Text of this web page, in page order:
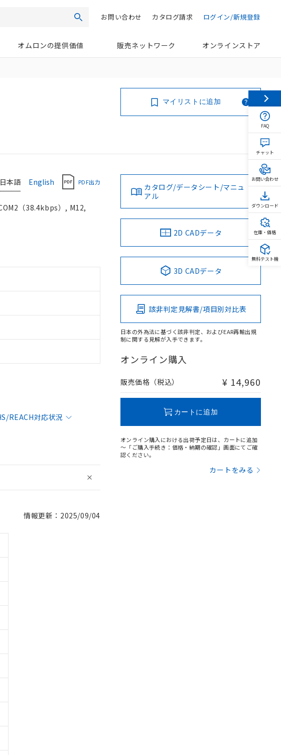
検索 ログイン/新規登録
カタログ請求
お問い合わせ
オムロンの提供価値 販売ネットワーク オンラインストア
マイリストに追加
日本語 English PDF出力
（38.4kbps）, M12,
REACH対応状況
情報更新：2025/09/04
カタログ/データシート/マニュ
アル
2D CADデータ
3D CADデータ
該非判定見解書/項目別対比表
日本の外為法に基づく該非判定、およびEAR再輸出規
制に関する見解が入手できます。
オンライン購入
販売価格（税込） ¥ 14,960
カートに追加
オンライン購入における出荷予定日は、カートに追加
～「ご購入手続き：価格・納期の確認」画面にてご確
認ください。
カートをみる
FAQ
チャット
お問い合わせ
ダウンロード
在庫・価格
無料テスト機